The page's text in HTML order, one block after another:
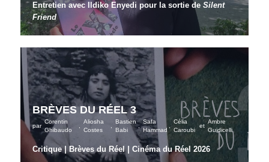
Entretien avec Ildiko Enyedi pour la sortie deSilent
Friend
BRÈVES DU RÉEL 3
par
Corentin
Ghibaudo
,
Aliosha
Costes
,
Bastien
Babi
,
Safa
Hammad
,
Célia
Caroubi
et
Ambre
Guidicelli
Critique| Brèves du Réel Cinéma du Réel 2026